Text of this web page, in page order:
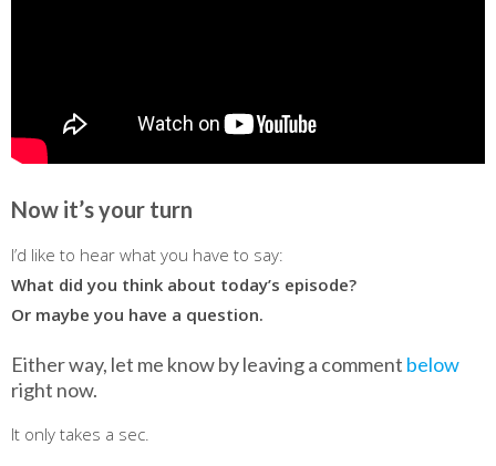
Now it’s your turn
I’d like to hear what you have to say:
What did you think about today’s episode?
Or maybe you have a question.
Either way, let me know by leaving a comment below
right now.
It only takes a sec.